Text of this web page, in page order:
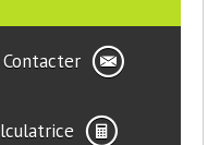
Contacter